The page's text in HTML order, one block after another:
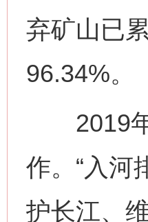
弃矿山已
96.34%。
2019年
作。“入河
护长江、